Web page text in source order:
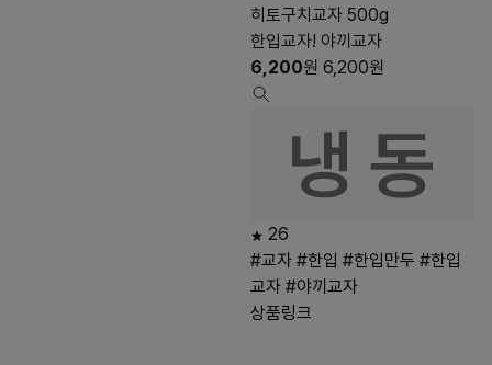
히토구치교자 500g
한입교자! 야끼교자
6,200원 6,200원
26
#교자 #한입 #한입만두 #한입
교자 #야끼교자
상품링크